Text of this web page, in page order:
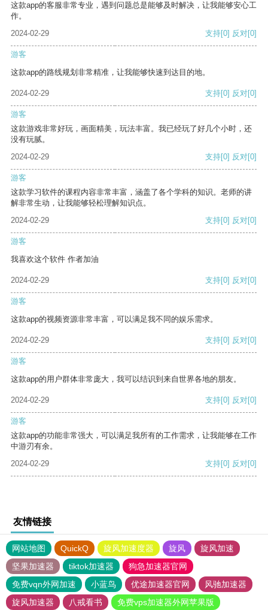
这款app的客服非常专业，遇到问题总是能够及时解决，让我能够安心工
作。
2024-02-29
支持[0] 反对[0]
游客
这款app的路线规划非常精准，让我能够快速到达目的地。
2024-02-29 支持[0] 反对[0]
游客
这款游戏非常好玩，画面精美，玩法丰富。我已经玩了好几个小时，还
没有玩腻。
2024-02-29
支持[0] 反对[0]
游客
这款学习软件的课程内容非常丰富，涵盖了各个学科的知识。老师的讲
解非常生动，让我能够轻松理解知识点。
2024-02-29
支持[0] 反对[0]
游客
我喜欢这个软件 作者加油
2024-02-29 支持[0] 反对[0]
游客
这款app的视频资源非常丰富，可以满足我不同的娱乐需求。
2024-02-29 支持[0] 反对[0]
游客
这款app的用户群体非常庞大，我可以结识到来自世界各地的朋友。
2024-02-29 支持[0] 反对[0]
游客
这款app的功能非常强大，可以满足我所有的工作需求，让我能够在工作
中游刃有余。
2024-02-29
支持[0] 反对[0]
友情链接
网站地图 QuickQ 旋风加速度器 旋风
旋风加速
坚果加速器
tiktok加速器
狗急加速器官网
免费vqn外网加速
小蓝鸟 优途加速器官网
风驰加速器
旋风加速器
八戒看书 免费vps加速器外网苹果版